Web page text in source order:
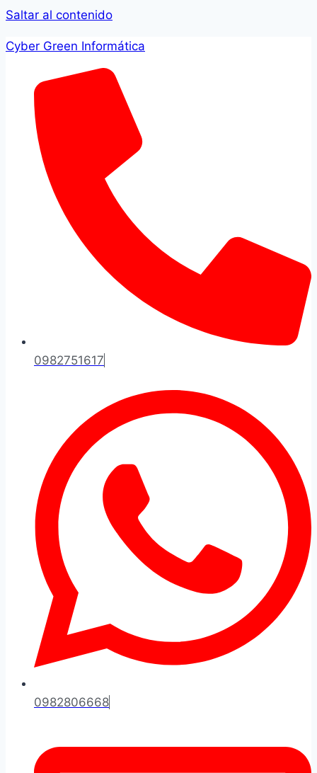
Saltar al contenido
Cyber Green Informática
0982751617
0982806668